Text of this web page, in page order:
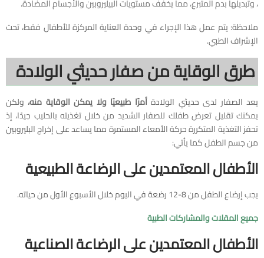
، وتبديلها بدم المتبرع، مما يخفف مستويات البيليروبين والأجسام المضادة.
ملاحظة: يتم عمل هذا الإجراء في وحدة العناية المركزة للأطفال فقط، تحت
الإشراف الطبي.
طرق الوقاية من صفار حديثي الولادة
يعد الصفار لدى حديثي الولادةأمرًا طبيعيًا ولا يمكن الوقاية منه،ولكن
يمكنك تقليل تعرض طفلك للصفار الشديد من خلال تغذيته بالحليب جيدًا، إذ
تحفز التغذية المتكررة حركة الأمعاء المستمرة مما يساعد على إخراج البليروبين
من جسم الطفل كما يأتي:
الأطفال المعتمدين على الرضاعة الطبيعية
يجب إرضاع الطفل من 8-12 رضعة في اليوم خلال الأسبوع الأول من حياته.
جميع المقلات والمشاركات الطبية
الأطفال المعتمدين على الرضاعة الصناعية